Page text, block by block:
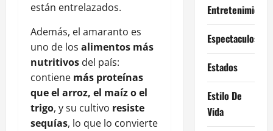
están entrelazados.
Además, el amaranto es
uno de los alimentos más
nutritivos del país:
contiene más proteínas
que el arroz, el maíz o el
trigo, y su cultivo resiste
sequías, lo que lo convierte
Entretenimiento
Espectaculos
Estados
Estilo De
Vida